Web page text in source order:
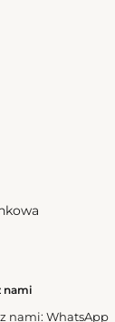
nami
nami: WhatsApp